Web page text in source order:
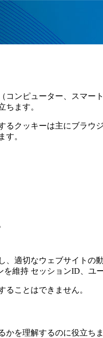
ンピューター、スマ
ちます。
るクッキーは主にブラウ
す。
、適切なウェブサイトの
を維持 セッションID、ユ
ことはできません。
を理解するのに役立ちま